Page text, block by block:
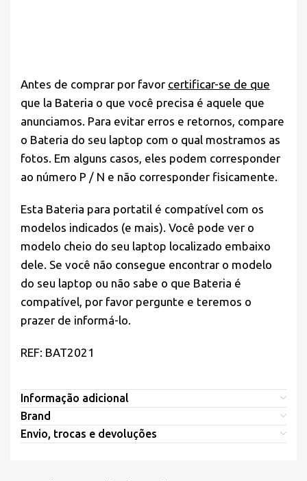
Antes de comprar por favor certificar-se de que
que la Bateria o que você precisa é aquele que
anunciamos. Para evitar erros e retornos, compare
o Bateria do seu laptop com o qual mostramos as
fotos. Em alguns casos, eles podem corresponder
ao número P / N e não corresponder fisicamente.
Esta Bateria para portatil é compatível com os
modelos indicados (e mais). Você pode ver o
modelo cheio do seu laptop localizado embaixo
dele. Se você não consegue encontrar o modelo
do seu laptop ou não sabe o que Bateria é
compatível, por favor pergunte e teremos o
prazer de informá-lo.
REF: BAT2021
Informação adicional
Brand
Envio, trocas e devoluções